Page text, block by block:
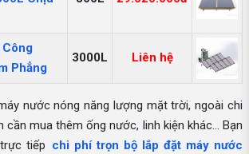
Phẳng
3000L Liên hệ
nước nóng năng lượng mặt trời, ngoài chi
cần mua thêm ống nước, linh kiện khác... Bạn
tiếp chi phí trọn bộ lắp đặt máy nước